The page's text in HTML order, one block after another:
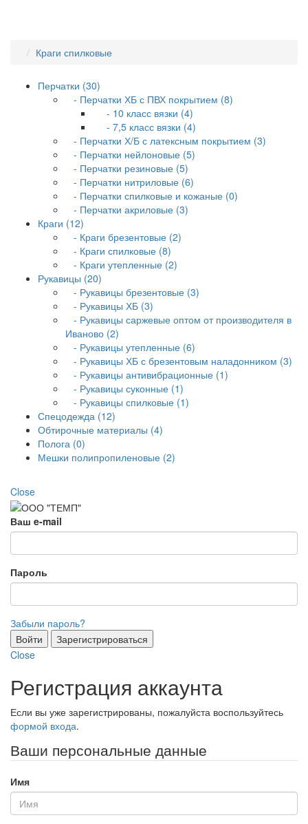
Краги спилковые
Перчатки (30)
- Перчатки ХБ с ПВХ покрытием (8)
- 10 класс вязки (4)
- 7,5 класс вязки (4)
- Перчатки Х/Б с латексным покрытием (3)
- Перчатки нейлоновые (5)
- Перчатки резиновые (5)
- Перчатки нитриловые (6)
- Перчатки спилковые и кожаные (0)
- Перчатки акриловые (3)
Краги (12)
- Краги брезентовые (2)
- Краги спилковые (8)
- Краги утепленные (2)
Рукавицы (20)
- Рукавицы брезентовые (3)
- Рукавицы ХБ (3)
- Рукавицы саржевые оптом от производителя в
Иваново (2)
- Рукавицы утепленные (6)
- Рукавицы ХБ с брезентовым наладонником (3)
- Рукавицы антивибрационные (1)
- Рукавицы суконные (1)
- Рукавицы спилковые (1)
Спецодежда (12)
Обтирочные материалы (4)
Полога (0)
Мешки полипропиленовые (2)
Close
Ваш e-mail
Пароль
Забыли пароль?
Войти
Зарегистрироваться
Close
Регистрация аккаунта
Если вы уже зарегистрированы, пожалуйста воспользуйтесь
формой входа.
Ваши персональные данные
Имя